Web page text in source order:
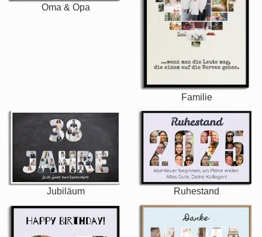
Oma & Opa
Familie
Jubiläum Ruhestand